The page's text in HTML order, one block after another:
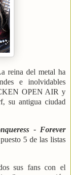
reina del metal ha
e inolvidables
OPEN AIR y
su antigua ciudad
- Forever
5 de las listas
sus fans con el